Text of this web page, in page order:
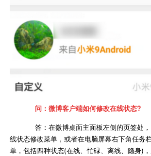
问：微博客户端如何修改在线状态?
答：在微博桌面主面板左侧的页签处
线状态修改菜单，或者在电脑屏幕右下角任务
单，包括四种状态(在线、忙碌、离线、隐身)